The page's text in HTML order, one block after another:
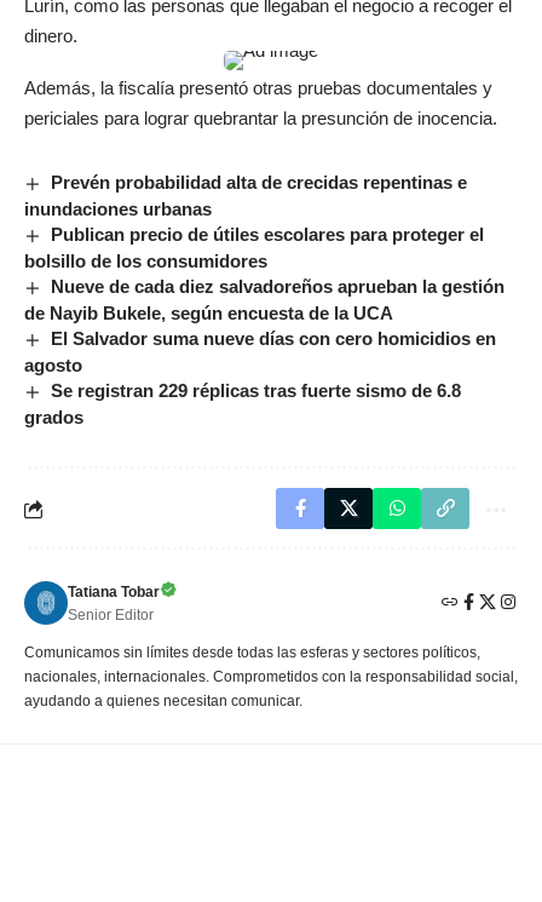
Lurín, como las personas que llegaban el negocio a recoger el
dinero.
Además, la fiscalía presentó otras pruebas documentales y
periciales para lograr quebrantar la presunción de inocencia.
Prevén probabilidad alta de crecidas repentinas e
inundaciones urbanas
Publican precio de útiles escolares para proteger el
bolsillo de los consumidores
Nueve de cada diez salvadoreños aprueban la gestión
de Nayib Bukele, según encuesta de la UCA
El Salvador suma nueve días con cero homicidios en
agosto
Se registran 229 réplicas tras fuerte sismo de 6.8
grados
Tatiana Tobar
Senior Editor
Comunicamos sin límites desde todas las esferas y sectores políticos,
nacionales, internacionales. Comprometidos con la responsabilidad social,
ayudando a quienes necesitan comunicar.